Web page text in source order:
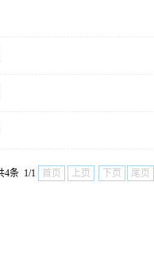
4条 1/1 首页 上页 下页 尾页